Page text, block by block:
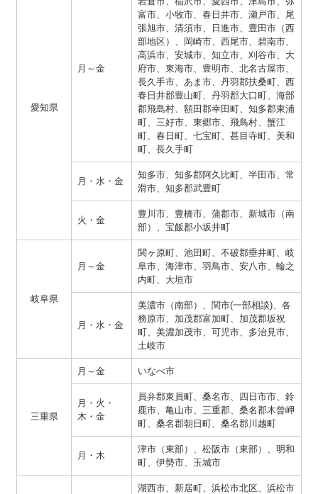
愛知県
月～金
富市、小牧市、春日井市、瀬戸市、尾
張旭市、清須市、日進市、豊田市（西
部地区）、岡崎市、西尾市、碧南市、
高浜市、安城市、知立市、刈谷市、大
府市、東海市、豊明市、北名古屋市、
長久手市、あま市、丹羽郡扶桑町、西
春日井郡豊山町、丹羽郡大口町、海部
郡飛島村、額田郡幸田町、知多郡東浦
町、三好市、東郷市、飛鳥村、蟹江
町、春日町、七宝町、甚目寺町、美和
町、長久手町
月・水・金
知多市、知多郡阿久比町、半田市、常
滑市、知多郡武豊町
火・金
豊川市、豊橋市、蒲郡市、新城市（南
部）、宝飯郡小坂井町
岐阜県
月～金
関ヶ原町、池田町、不破郡垂井町、岐
阜市、海津市、羽鳥市、安八市、輪之
内町、大垣市
月・水・金
美濃市（南部）、関市(一部相談)、各
務原市、加茂郡富加町、加茂郡坂祝
町、美濃加茂市、可児市、多治見市、
土岐市
三重県
月～金 いなべ市
月・火・
木・金
員弁郡東員町、桑名市、四日市市、鈴
鹿市、亀山市、三重郡、桑名郡木曾岬
町、桑名郡朝日町、桑名郡川越町
月・木
津市（東部）、松阪市（東部）、明和
町、伊勢市、玉城市
湖西市、新居町、浜松市北区、浜松市